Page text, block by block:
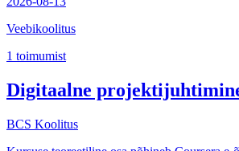
Veebikoolitus
1 toimumist
Digitaalne
BCS Koolitus